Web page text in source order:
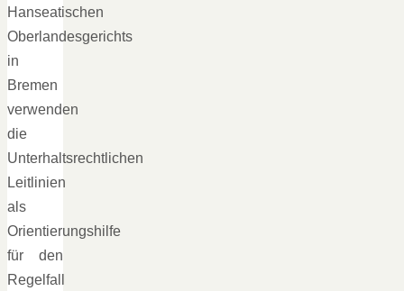
Hanseatischen
Oberlandesgerichts
in
Bremen
verwenden
die
Unterhaltsrechtlichen
Leitlinien
als
Orientierungshilfe
für den
Regelfall